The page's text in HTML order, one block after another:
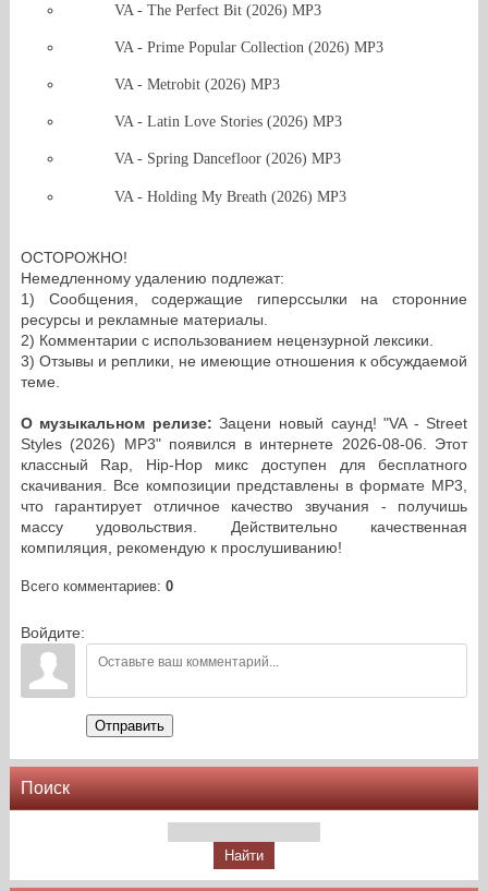
VA - The Perfect Bit (2026) MP3
VA - Prime Popular Collection (2026) MP3
VA - Metrobit (2026) MP3
VA - Latin Love Stories (2026) MP3
VA - Spring Dancefloor (2026) MP3
VA - Holding My Breath (2026) MP3
ОСТОРОЖНО!
Немедленному удалению подлежат:
1) Сообщения, содержащие гиперссылки на сторонние
ресурсы и рекламные материалы.
2) Комментарии с использованием нецензурной лексики.
3) Отзывы и реплики, не имеющие отношения к обсуждаемой
теме.
О музыкальном релизе: Зацени новый саунд! "VA - Street
Styles (2026) MP3" появился в интернете 2026-08-06. Этот
классный Rap, Hip-Hop микс доступен для бесплатного
скачивания. Все композиции представлены в формате MP3,
что гарантирует отличное качество звучания - получишь
массу удовольствия. Действительно качественная
компиляция, рекомендую к прослушиванию!
Всего комментариев: 0
Войдите:
Отправить
Поиск